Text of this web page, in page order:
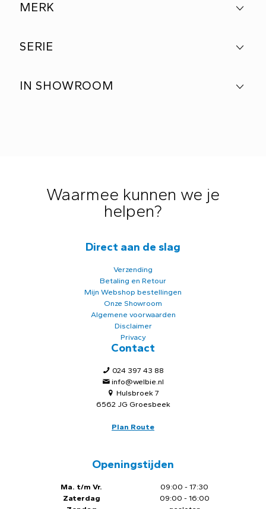
MERK
SERIE
IN SHOWROOM
Waarmee kunnen we je
helpen?
Direct aan de slag
Verzending
Betaling en Retour
Mijn Webshop bestellingen
Onze Showroom
Algemene voorwaarden
Disclaimer
Privacy
Contact
024 397 43 88
info@welbie.nl
Hulsbroek 7
6562 JG Groesbeek
Plan Route
Openingstijden
Ma. t/m Vr.
Zaterdag
09:00 - 17:30
09:00 - 16:00